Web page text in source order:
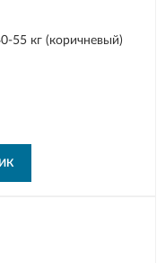
55 кг (коричневый)